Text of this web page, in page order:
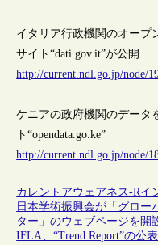
イタリア行政機関のオープ
サイト“dati.gov.it”が公開
http://current.ndl.go.jp/node/
ケニアの政府機関のデータ
ト“opendata.go.ke”
http://current.ndl.go.jp/node/
カレントアウェアネス-Rイ
日本学術振興会が「グロー
ター」のウェブページを開
IFLA、“Trend Report”の公